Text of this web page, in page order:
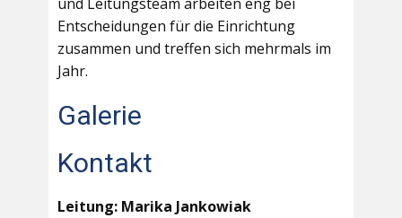
Entscheidungen für die Einrichtung
zusammen und treffen sich mehrmals im
Jahr.
Galerie
Kontakt
Leitung: Marika Jankowiak